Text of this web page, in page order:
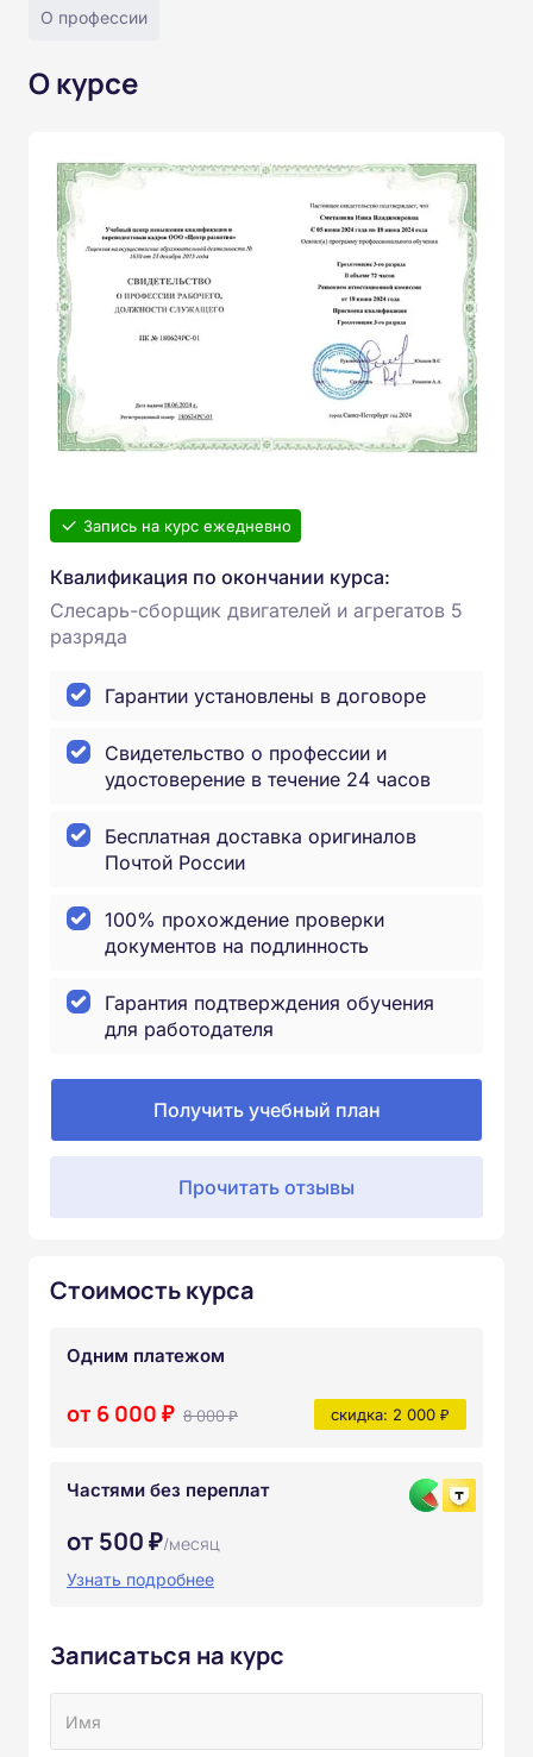
О профессии
О курсе
Запись на курс ежедневно
Квалификация по окончании курса:
Слесарь-сборщик двигателей и агрегатов 5
разряда
Гарантии установлены в договоре
Свидетельство о профессии и
удостоверение в течение 24 часов
Бесплатная доставка оригиналов
Почтой России
100% прохождение проверки
документов на подлинность
Гарантия подтверждения обучения
для работодателя
Получить учебный план
Прочитать отзывы
Стоимость курса
Одним платежом
от 6 000 ₽ 8 000 ₽ скидка: 2 000 ₽
Частями без переплат
от 500 ₽/месяц
Узнать подробнее
Записаться на курс